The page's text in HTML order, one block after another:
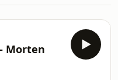
Morten